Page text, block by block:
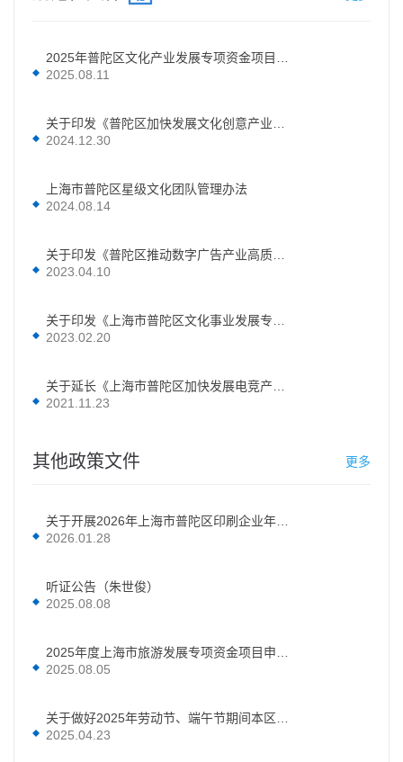
2025.08.11
2024.12.30
上海市普陀区星级文化团队管理办法
2024.08.14
2023.04.10
2023.02.20
2021.11.23
其他政策文件 更多
2026.01.28
听证公告（朱世俊）
2025.08.08
2025.08.05
2025.04.23